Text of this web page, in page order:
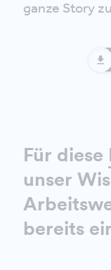
ganze Story
Für diese
unser
bereits